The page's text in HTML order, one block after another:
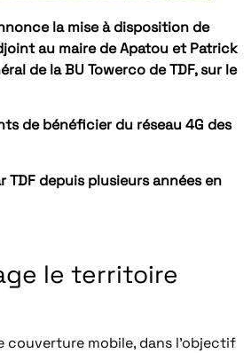
la mise à disposition de
au maire de Apatou et Patrick
de la BU Towerco de TDF, sur le
de bénéficier du réseau 4G des
depuis plusieurs années en
le territoire
couverture mobile, dans l’objectif